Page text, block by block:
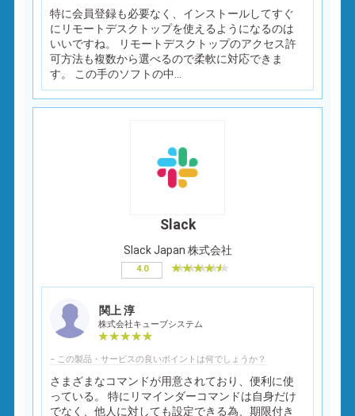
特に会員登録も必要なく、インストールしてすぐ
にリモートデスクトップを使えるようになるのは
いいですね。 リモートデスクトップのアクセス許
可方法も複数から選べるので柔軟に対応できま
す。 この手のソフトの中...
Slack
Slack Japan 株式会社
4.0
関上 淳
株式会社キューブシステム
− この製品・サービスの良いポイントは何でしょうか？
さまざまなコマンドが用意されており、便利に使
っている。 特にリマインダーコマンドは自身だけ
でなく、他人に対しても設定できる為、期限付き